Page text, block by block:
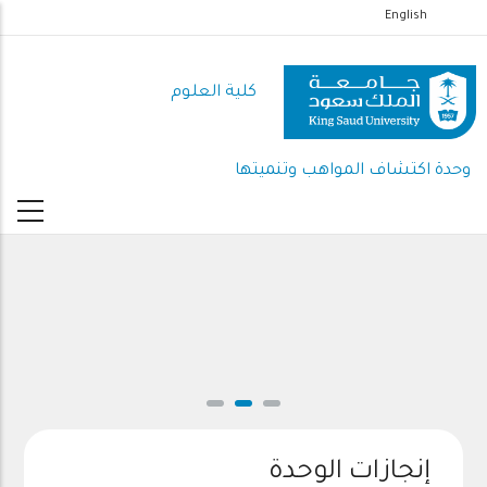
إلى
المحتوى
الرئيسي
English
كلية العلوم
وحدة اكتشاف المواهب وتنميتها
إنجازات الوحدة